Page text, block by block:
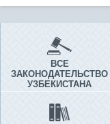
ВСЕ
ЗАКОНОДАТЕЛЬСТВО
УЗБЕКИСТАНА